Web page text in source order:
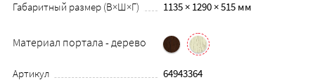
Габаритный размер (В×Ш×Г) 1135 × 1290 × 515 мм
Материал портала - дерево
Артикул 64943364